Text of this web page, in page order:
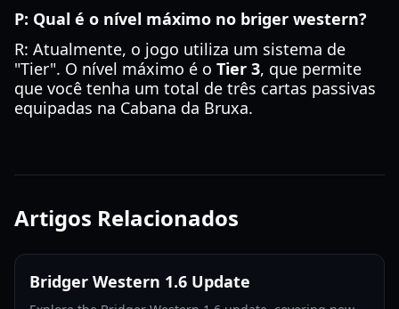
P: Qual é o nível máximo no briger western?
R: Atualmente, o jogo utiliza um sistema de
"Tier". O nível máximo é o Tier 3, que permite
que você tenha um total de três cartas passivas
equipadas na Cabana da Bruxa.
Artigos Relacionados
Bridger Western 1.6 Update